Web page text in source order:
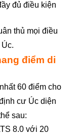
đủ điều kiện
thủ mọi điều
điểm di
60 điểm cho
cư Úc diện
sau:
8.0 với 20